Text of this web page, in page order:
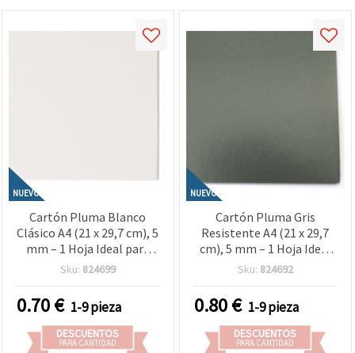
NUEVO
Cartón Pluma Blanco
Clásico A4 (21 x 29,7 cm), 5
mm – 1 Hoja Ideal para
Manualidades,
Proyectos de
Presentación
Sku: 824699
0.70€ 1-9 pieza
DESCUENTOS
PARA CANTIDAD
NUEVO
Cartón Pluma Gris
Resistente A4 (21 x 29,7
cm), 5 mm – 1 Hoja Ideal
para Manualidades,
Proyectos de
Presentación
Sku: 824692
0.80€ 1-9 pieza
DESCUENTOS
PARA CANTIDAD